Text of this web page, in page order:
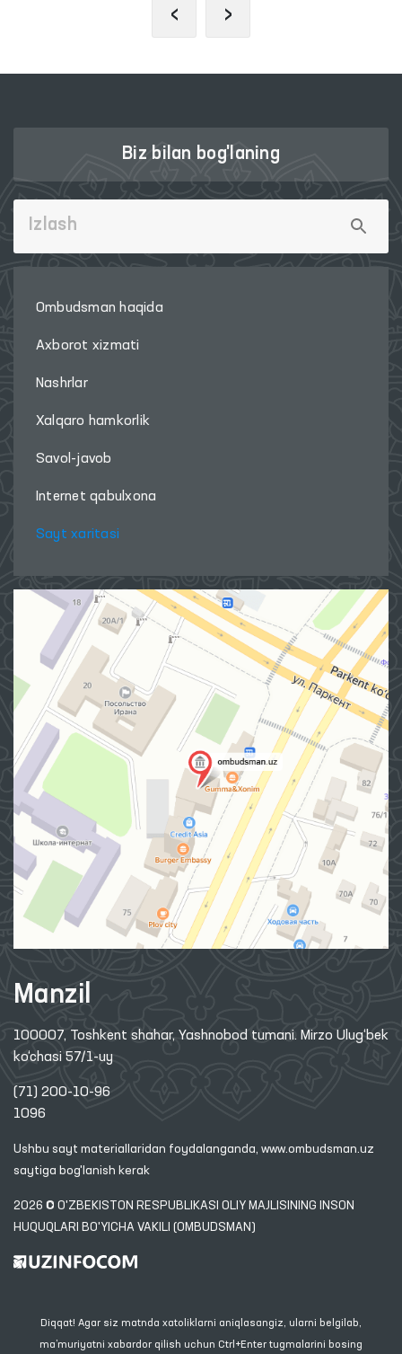
‹ ›
Biz bilan bog'laning
Ombudsman haqida
Axborot xizmati
Nashrlar
Xalqaro hamkorlik
Savol-javob
Internet qabulxona
Sayt xaritasi
Manzil
100007, Toshkent shahar, Yashnobod tumani. Mirzo Ulug‘bek
ko‘chasi 57/1-uy
(71) 200-10-96
1096
Ushbu sayt materiallaridan foydalanganda, www.ombudsman.uz
saytiga bog'lanish kerak
2026 © O'ZBEKISTON RESPUBLIKASI OLIY MAJLISINING INSON
HUQUQLARI BO'YICHA VAKILI (OMBUDSMAN)
Diqqat! Agar siz matnda xatoliklarni aniqlasangiz, ularni belgilab,
ma’muriyatni xabardor qilish uchun Ctrl+Enter tugmalarini bosing